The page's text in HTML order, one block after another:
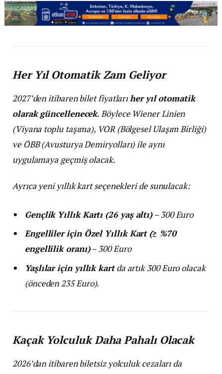
Her Yıl Otomatik Zam Geliyor
2027’den itibaren bilet fiyatlarıher yıl otomatik
olarak güncellenecek. Böylece Wiener Linien
(Viyana toplu taşıma), VOR (Bölgesel Ulaşım Birliği)
ve ÖBB (Avusturya Demiryolları) ile aynı
uygulamaya geçmiş olacak.
Ayrıca yeni yıllık kart seçenekleri de sunulacak:
Gençlik Yıllık Kartı (26 yaş altı)– 300 Euro
Engelliler için Özel Yıllık Kart (≥ %70
engellilik oranı)– 300 Euro
Yaşlılar için yıllık kartda artık 300 Euro olacak
(önceden 235 Euro).
Kaçak Yolculuk Daha Pahalı Olacak
2026’dan itibaren biletsiz yolculuk cezaları da